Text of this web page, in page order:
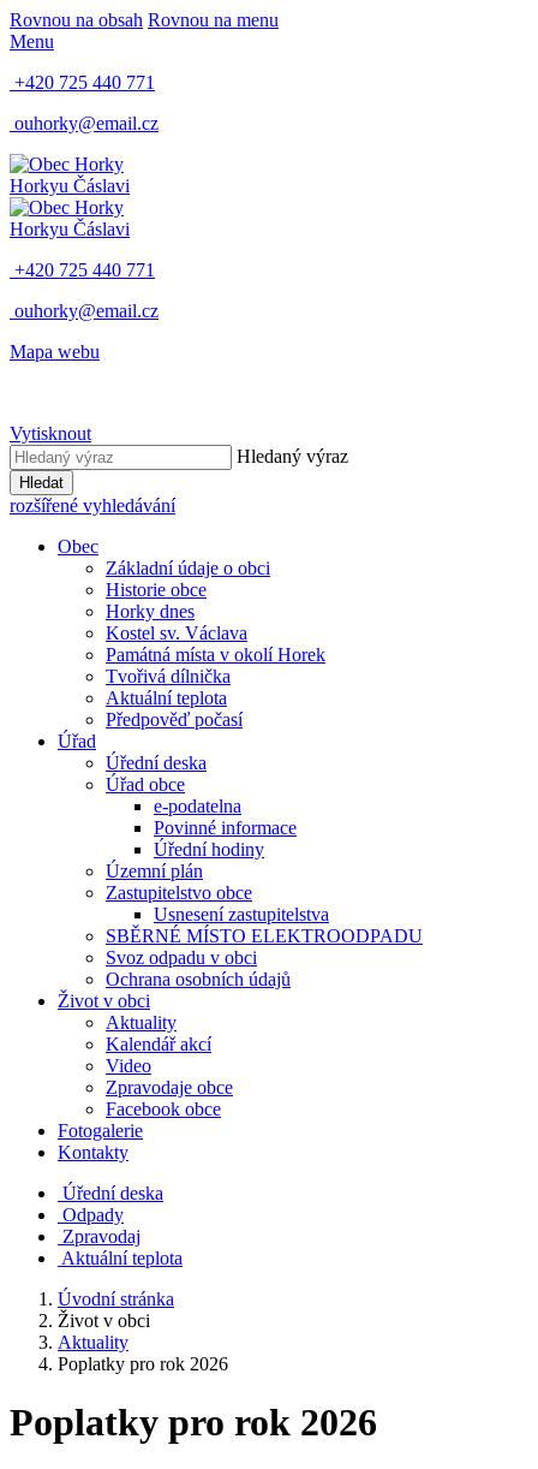
Rovnou na obsah Rovnou na menu
Menu
+420 725 440 771
ouhorky@email.cz
Horkyu Čáslavi
Horkyu Čáslavi
+420 725 440 771
ouhorky@email.cz
Mapa webu
Vytisknout
Hledaný výraz
Hledat
rozšířené vyhledávání
Obec
Základní údaje o obci
Historie obce
Horky dnes
Kostel sv. Václava
Památná místa v okolí Horek
Tvořivá dílnička
Aktuální teplota
Předpověď počasí
Úřad
Úřední deska
Úřad obce
e-podatelna
Povinné informace
Úřední hodiny
Územní plán
Zastupitelstvo obce
Usnesení zastupitelstva
SBĚRNÉ MÍSTO ELEKTROODPADU
Svoz odpadu v obci
Ochrana osobních údajů
Život v obci
Aktuality
Kalendář akcí
Video
Zpravodaje obce
Facebook obce
Fotogalerie
Kontakty
Úřední deska
Odpady
Zpravodaj
Aktuální teplota
Úvodní stránka
Život v obci
Aktuality
Poplatky pro rok 2026
Poplatky pro rok 2026